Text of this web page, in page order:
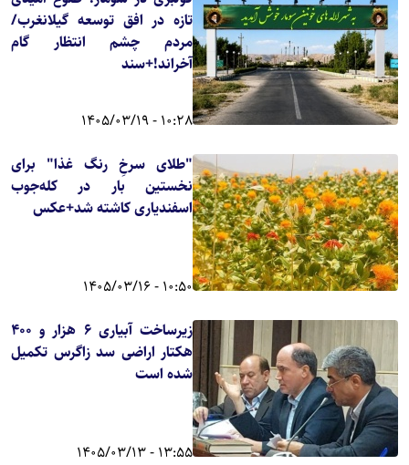
تازه در افق توسعه گیلانغرب/
مردم چشم انتظار گام
آخراند!+سند
10:28 - 1405/03/19
"طلای سرخِ رنگ غذا" برای
نخستین بار در کله‌جوب
اسفندیاری کاشته شد+عکس
10:50 - 1405/03/16
زیرساخت آبیاری ۶ هزار و ۴۰۰
هکتار اراضی سد زاگرس تکمیل
شده است
13:55 - 1405/03/13